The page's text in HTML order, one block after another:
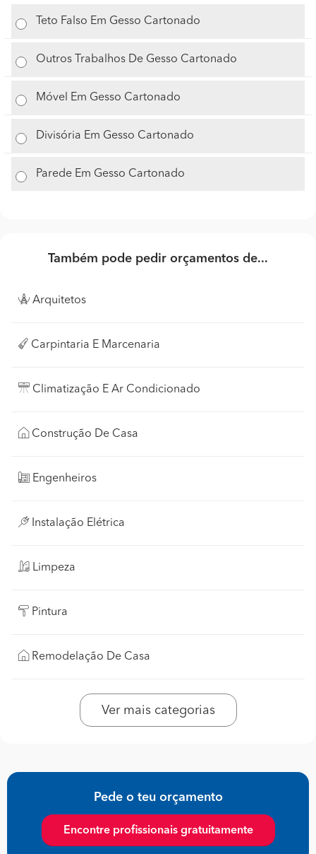
Teto Falso Em Gesso Cartonado
Outros Trabalhos De Gesso Cartonado
Móvel Em Gesso Cartonado
Divisória Em Gesso Cartonado
Parede Em Gesso Cartonado
Também pode pedir orçamentos de...
Arquitetos
Carpintaria E Marcenaria
Climatização E Ar Condicionado
Construção De Casa
Engenheiros
Instalação Elétrica
Limpeza
Pintura
Remodelação De Casa
Ver mais categorias
Pede o teu orçamento
Encontre profissionais gratuitamente